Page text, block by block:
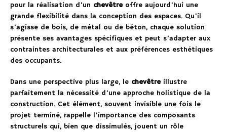
pour la réalisation d’un chevêtreoffre aujourd’hui une
grande flexibilité dans la conception des espaces. Qu’il
s’agisse de bois, de métal ou de béton, chaque solution
présente ses avantages spécifiques et peut s’adapter aux
contraintes architecturales et aux préférences esthétiques
des occupants.
Dans une perspective plus large, le chevêtreillustre
parfaitement la nécessité d’une approche holistique de la
construction. Cet élément, souvent invisible une fois le
projet terminé, rappelle l’importance des composants
structurels qui, bien que dissimulés, jouent un rôle